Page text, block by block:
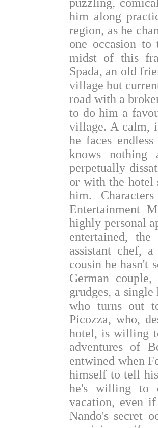
him along
region, as he
one occasion
midst of this
Spada, an old
village but
road with a
to do him a
village. A calm,
he faces
knows
perpetually
or with the hotel
him.
Entertainment
highly personal
entertained,
assistant chef,
cousin he hasn't
German
grudges, a
who turns out
Picozza, who,
hotel, is willing
adventures of
entwined when
himself to tell
he's willing to
vacation, even
Nando's secret